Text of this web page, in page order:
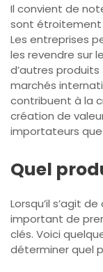
Il convient de
sont étroitement
Les entreprises
les revendre sur
d’autres
marchés
contribuent à la
création de
importateurs
Quel
Lorsqu’il s’agit
important de
clés. Voici
déterminer quel